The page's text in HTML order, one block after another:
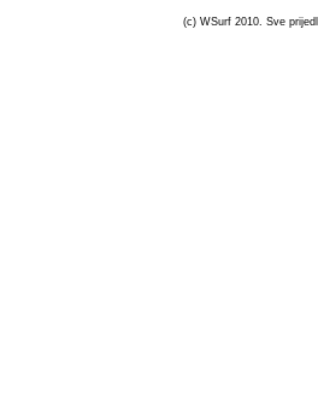
(c) WSurf 2010. Sve